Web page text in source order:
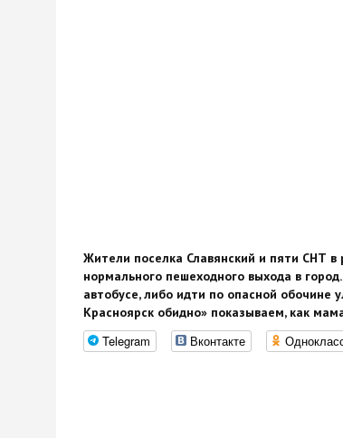
Жители поселка Славянский и пяти СНТ
нормального пешеходного выхода в
автобусе, либо идти по опасной обочине
Красноярск обидно» показываем, как
Telegram Вконтакте